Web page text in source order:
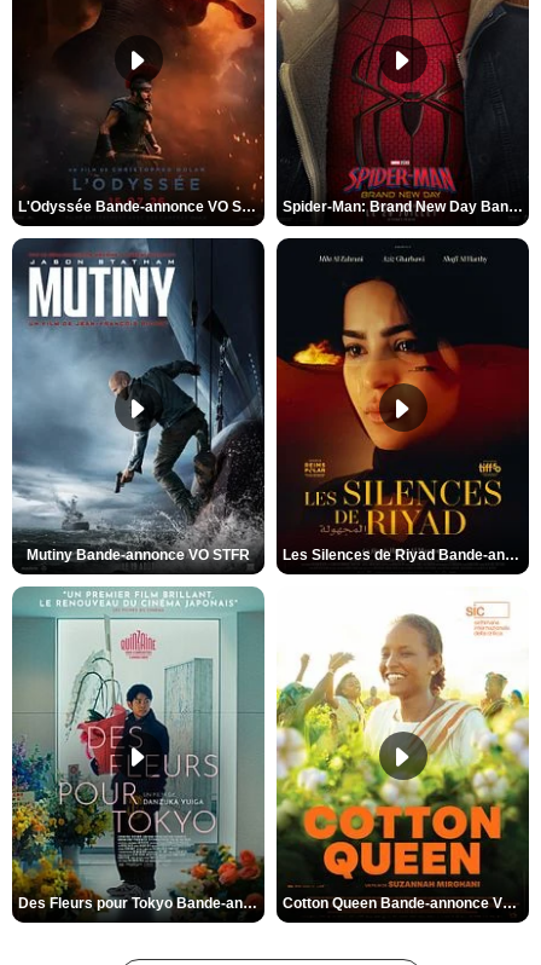
L'Odyssée Bande-annonce VO STFR Spider-Man: Brand New Day Bande-annonce VO STFR
Mutiny Bande-annonce VO STFR Les Silences de Riyad Bande-annonce VO STFR
Des Fleurs pour Tokyo Bande-annonce VO STFR Cotton Queen Bande-annonce VO STFR